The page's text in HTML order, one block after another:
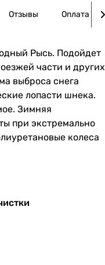
Отзывы Оплата
Рысь. Подойдет
части и других
выброса снега
лопасти шнека.
Зимняя
при экстремально
колеса